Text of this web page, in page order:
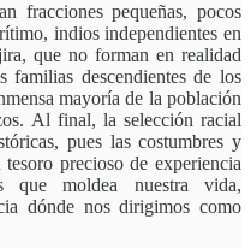
fracciones pequeñas, pocos
indios independientes en
que no forman en realidad
familias descendientes de los
mayoría de la población
Al final, la selección racial
pues las costumbres y
precioso de experiencia
que moldea nuestra vida,
dónde nos dirigimos como